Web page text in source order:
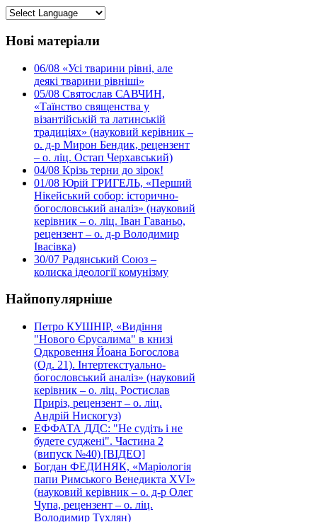
Нові матеріали
06/08 «Усі тварини рівні, але
деякі тварини рівніші»
05/08 Святослав САВЧИН,
«Таїнство священства у
візантійській та латинській
традиціях» (науковий керівник –
о. д-р Мирон Бендик, рецензент
– о. ліц. Остап Черхавський)
04/08 Крізь терни до зірок!
01/08 Юрій ГРИГЕЛЬ, «Перший
Нікейський собор: історично-
богословський аналіз» (науковий
керівник – о. ліц. Іван Гаваньо,
рецензент – о. д-р Володимир
Івасівка)
30/07 Радянський Союз –
колиска ідеології комунізму
Найпопулярніше
Петро КУШНІР, «Видіння
"Нового Єрусалима" в книзі
Одкровення Йоана Богослова
(Од. 21). Інтертекстуально-
богословський аналіз» (науковий
керівник – о. ліц. Ростислав
Приріз, рецензент – о. ліц.
Андрій Нискогуз)
ЕФФАТА ДДС: "Не судіть і не
будете суджені". Частина 2
(випуск №40) [ВІДЕО]
Богдан ФЕДИНЯК, «Маріологія
папи Римського Венедикта XVI»
(науковий керівник – о. д-р Олег
Чупа, рецензент – о. ліц.
Володимир Тухлян)